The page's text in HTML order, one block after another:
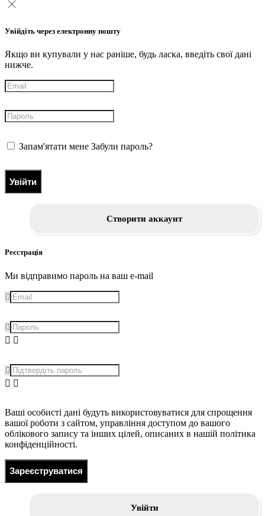
Увійдіть через електронну пошту
Якщо ви купували у нас раніше, будь ласка, введіть свої дані
нижче.
Запам'ятати мене Забули пароль?
Увійти
Створити аккаунт
Реєстрація
Ми відправимо пароль на ваш e-mail
Ваші особисті дані будуть використовуватися для спрощення
вашої роботи з сайтом, управління доступом до вашого
облікового запису та інших цілей, описаних в нашій політика
конфіденційності.
Зареєструватися
Увійти